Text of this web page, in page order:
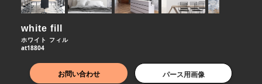
white fill
ホワイト フィル
at18804
お問い合わせ パース用画像